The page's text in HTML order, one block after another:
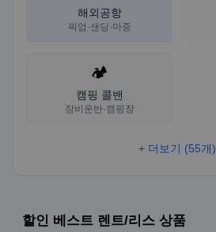
해외공항
픽업·샌딩·마중
🏕️
캠핑 콜밴
장비운반·캠핑장
+ 더보기 (55개)
할인 베스트 렌트/리스 상품